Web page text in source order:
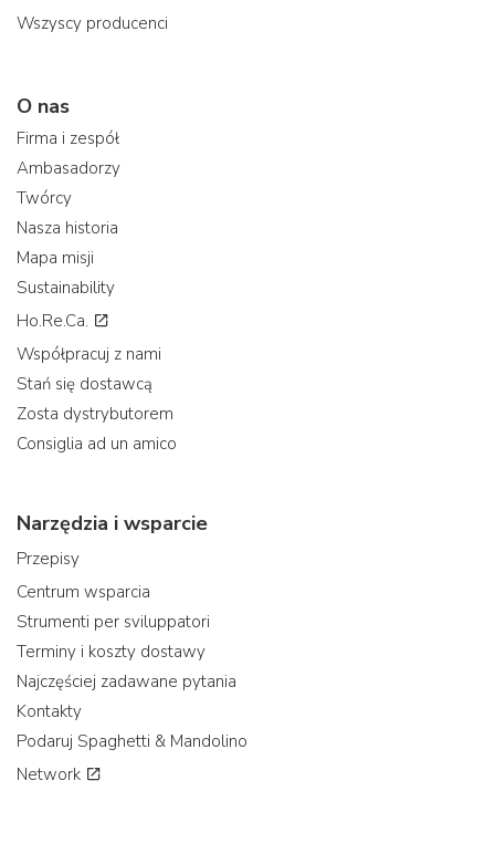
Wszyscy producenci
O nas
Firma i zespół
Ambasadorzy
Twórcy
Nasza historia
Mapa misji
Sustainability
Ho.Re.Ca.
Współpracuj z nami
Stań się dostawcą
Zosta dystrybutorem
Consiglia ad un amico
Narzędzia i wsparcie
Przepisy
Centrum wsparcia
Strumenti per sviluppatori
Terminy i koszty dostawy
Najczęściej zadawane pytania
Kontakty
Podaruj Spaghetti & Mandolino
Network